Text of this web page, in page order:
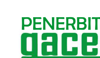
content